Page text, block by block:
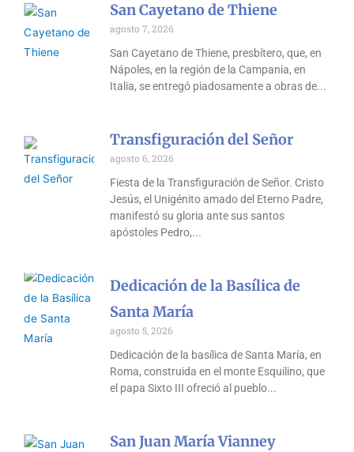
San Cayetano de Thiene
agosto 7, 2026
San Cayetano de Thiene, presbítero, que, en
Nápoles, en la región de la Campania, en
Italia, se entregó piadosamente a obras de
Transfiguración del Señor
agosto 6, 2026
Fiesta de la Transfiguración de Señor. Cristo
Jesús, el Unigénito amado del Eterno Padre,
manifestó su gloria ante sus santos
apóstoles Pedro,
Dedicación de la Basílica de
Santa María
agosto 5, 2026
Dedicación de la basílica de Santa María, en
Roma, construida en el monte Esquilino, que
el papa Sixto III ofreció al pueblo
San Juan María Vianney